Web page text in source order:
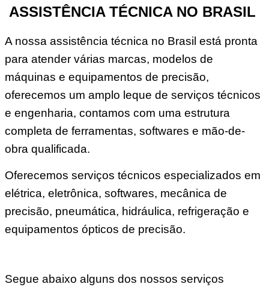
ASSISTÊNCIA TÉCNICA NO BRASIL
A nossa assistência técnica no Brasil está pronta
para atender várias marcas, modelos de
máquinas e equipamentos de precisão,
oferecemos um amplo leque de serviços técnicos
e engenharia, contamos com uma estrutura
completa de ferramentas, softwares e mão-de-
obra qualificada.
Oferecemos serviços técnicos especializados em
elétrica, eletrônica, softwares, mecânica de
precisão, pneumática, hidráulica, refrigeração e
equipamentos ópticos de precisão.
Segue abaixo alguns dos nossos serviços